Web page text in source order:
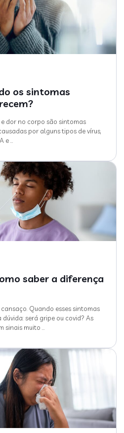
os sintomas
e dor no corpo são sintomas
por alguns tipos de vírus,
e
saber a diferença
Quando esses sintomas
será gripe ou covid? As
sinais muito